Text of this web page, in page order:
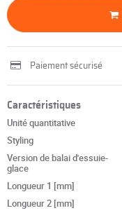
Paiement sécurisé
Caractéristiques
Unité quantitative
Styling
Version de balai d'essuie-
glace
Longueur 1 [mm]
Longueur 2 [mm]